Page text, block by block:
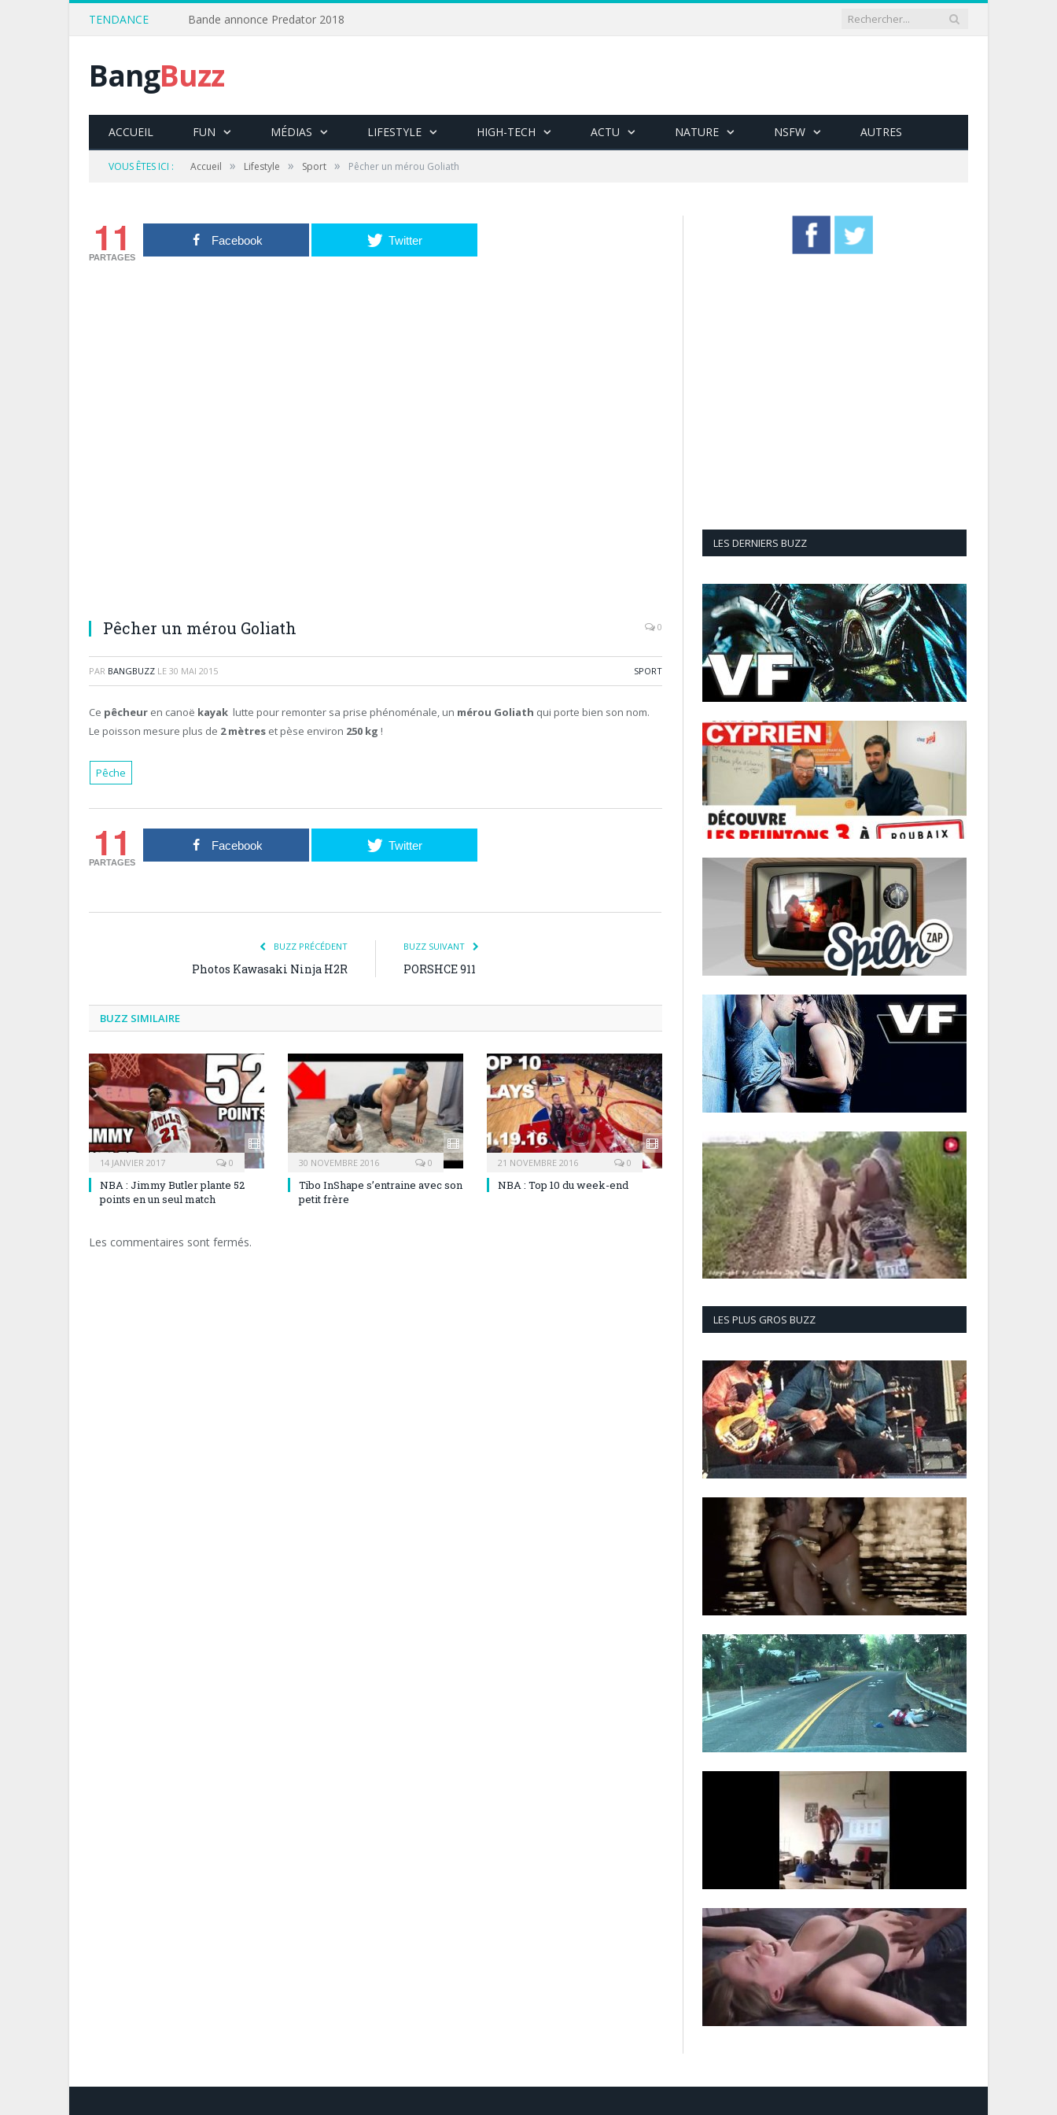
TENDANCE Bande annonce Predator 2018
BangBuzz
ACCUEIL FUN MÉDIAS LIFESTYLE HIGH-TECH ACTU NATURE NSFW AUTRES
VOUS ÊTES ICI : Accueil » Lifestyle » Sport » Pêcher un mérou Goliath
11
PARTAGES
Facebook Twitter
Pêcher un mérou Goliath 0
PAR BANGBUZZ LE 30 MAI 2015 SPORT
Ce pêcheur en canoë kayak lutte pour remonter sa prise phénoménale, un mérou Goliath qui porte bien son nom.
Le poisson mesure plus de 2 mètres et pèse environ 250 kg !
Pêche
11
PARTAGES
Facebook Twitter
BUZZ PRÉCÉDENT
Photos Kawasaki Ninja H2R
BUZZ SUIVANT
PORSHCE 911
BUZZ SIMILAIRE
14 JANVIER 2017 0
NBA : Jimmy Butler plante 52
points en un seul match
30 NOVEMBRE 2016 0
Tibo InShape s’entraine avec son
petit frère
21 NOVEMBRE 2016 0
NBA : Top 10 du week-end
Les commentaires sont fermés.
LES DERNIERS BUZZ
LES PLUS GROS BUZZ